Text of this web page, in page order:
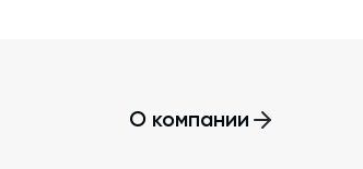
О компании